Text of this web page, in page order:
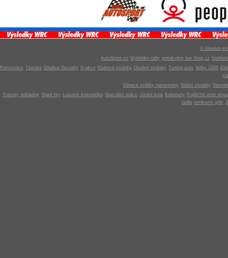
© Gladius-
AutoSport.cz Výsledky rally portál plný her Stroj.cz
Pomocnice Témata Gladius Security G-akce Klubové stránky Osobní stránky Tuning auto Volby 2006
Vánoce svátky narozeniny Státní zkratky
Trezory pokladny Staré hry Luxusní kosmetika Speciální práce Jízdní kola Kulomety
Pojišt?ní proti
radla venkovní grily